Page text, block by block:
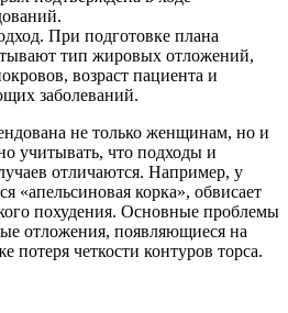
При подготовке плана
тип жировых отложений,
возраст пациента и
заболеваний.
не только женщинам, но и
учитывать, что подходы и
отличаются. Например, у
«апельсиновая корка», обвисает
похудения. Основные проблемы
отложения, появляющиеся на
потеря четкости контуров торса.